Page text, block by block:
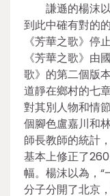
謙遜的楊沫
到此中確有對的
《芳華之歌》停
《芳華之歌》由
歌》的第二個版
道靜在鄉村的七
對其別人物和情
個腳色盧嘉川和
師長教師的統計
基本上修正了
幅。楊沫以為，“
分子分開了北京